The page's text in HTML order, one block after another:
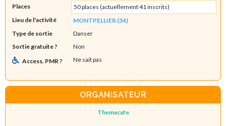
Places
50 places (actuellement 41 inscrits)
Lieu de l'activité
MONTPELLIER (34)
Type de sortie
Danser
Sortie gratuite ?
Non
Access. PMR ?
Ne sait pas
ORGANISATEUR
Themacafe